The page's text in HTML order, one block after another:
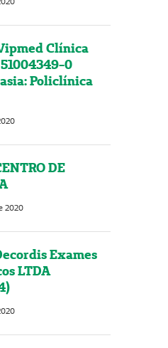
Clínica
0
Policlínica
DE
2020
Exames
LTDA